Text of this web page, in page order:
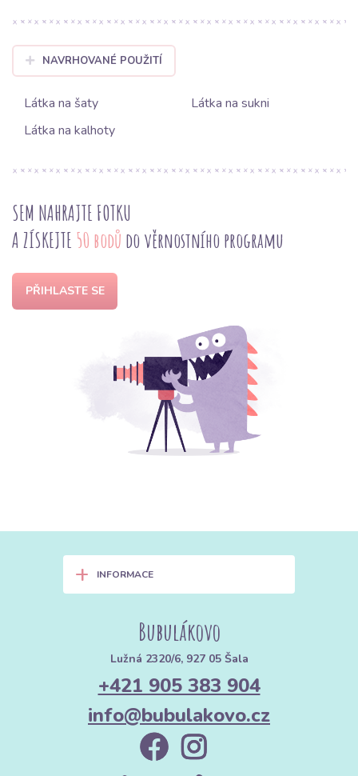
NAVRHOVANÉ POUŽITÍ
Látka na šaty
Látka na sukni
Látka na kalhoty
SEM NAHRAJTE FOTKU
A ZÍSKEJTE 50 bodů do věrnostního programu
PŘIHLASTE SE
+ INFORMACE
Bubulákovo
Lužná 2320/6, 927 05 Šala
+421 905 383 904
info@bubulakovo.cz